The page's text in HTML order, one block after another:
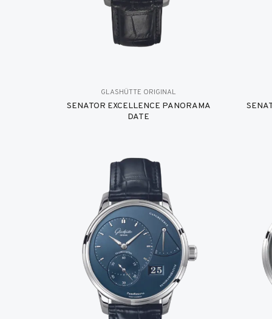
GLASHÜTTE ORIGINAL
SENATOR EXCELLENCE PANORAMA
DATE